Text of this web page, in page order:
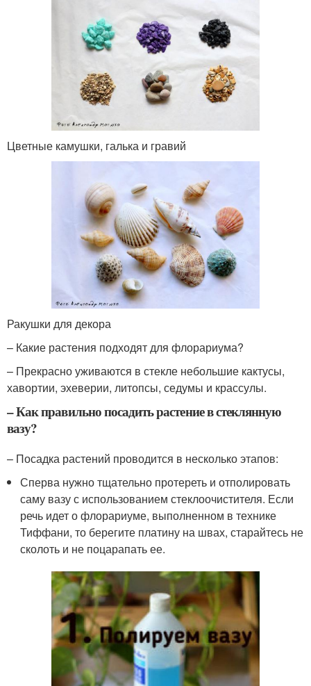
Цветные камушки, галька и гравий
Ракушки для декора
– Какие растения подходят для флорариума?
– Прекрасно уживаются в стекле небольшие кактусы,
хавортии, эхеверии, литопсы, седумы и крассулы.
– Как правильно посадить растение в стеклянную
вазу?
– Посадка растений проводится в несколько этапов:
Сперва нужно тщательно протереть и отполировать
саму вазу с использованием стеклоочистителя. Если
речь идет о флорариуме, выполненном в технике
Тиффани, то берегите платину на швах, старайтесь не
сколоть и не поцарапать ее.